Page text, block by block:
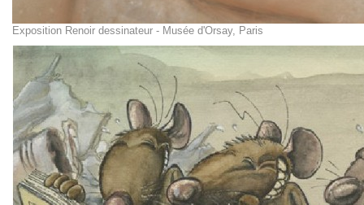
Exposition Renoir dessinateur - Musée d'Orsay, Paris